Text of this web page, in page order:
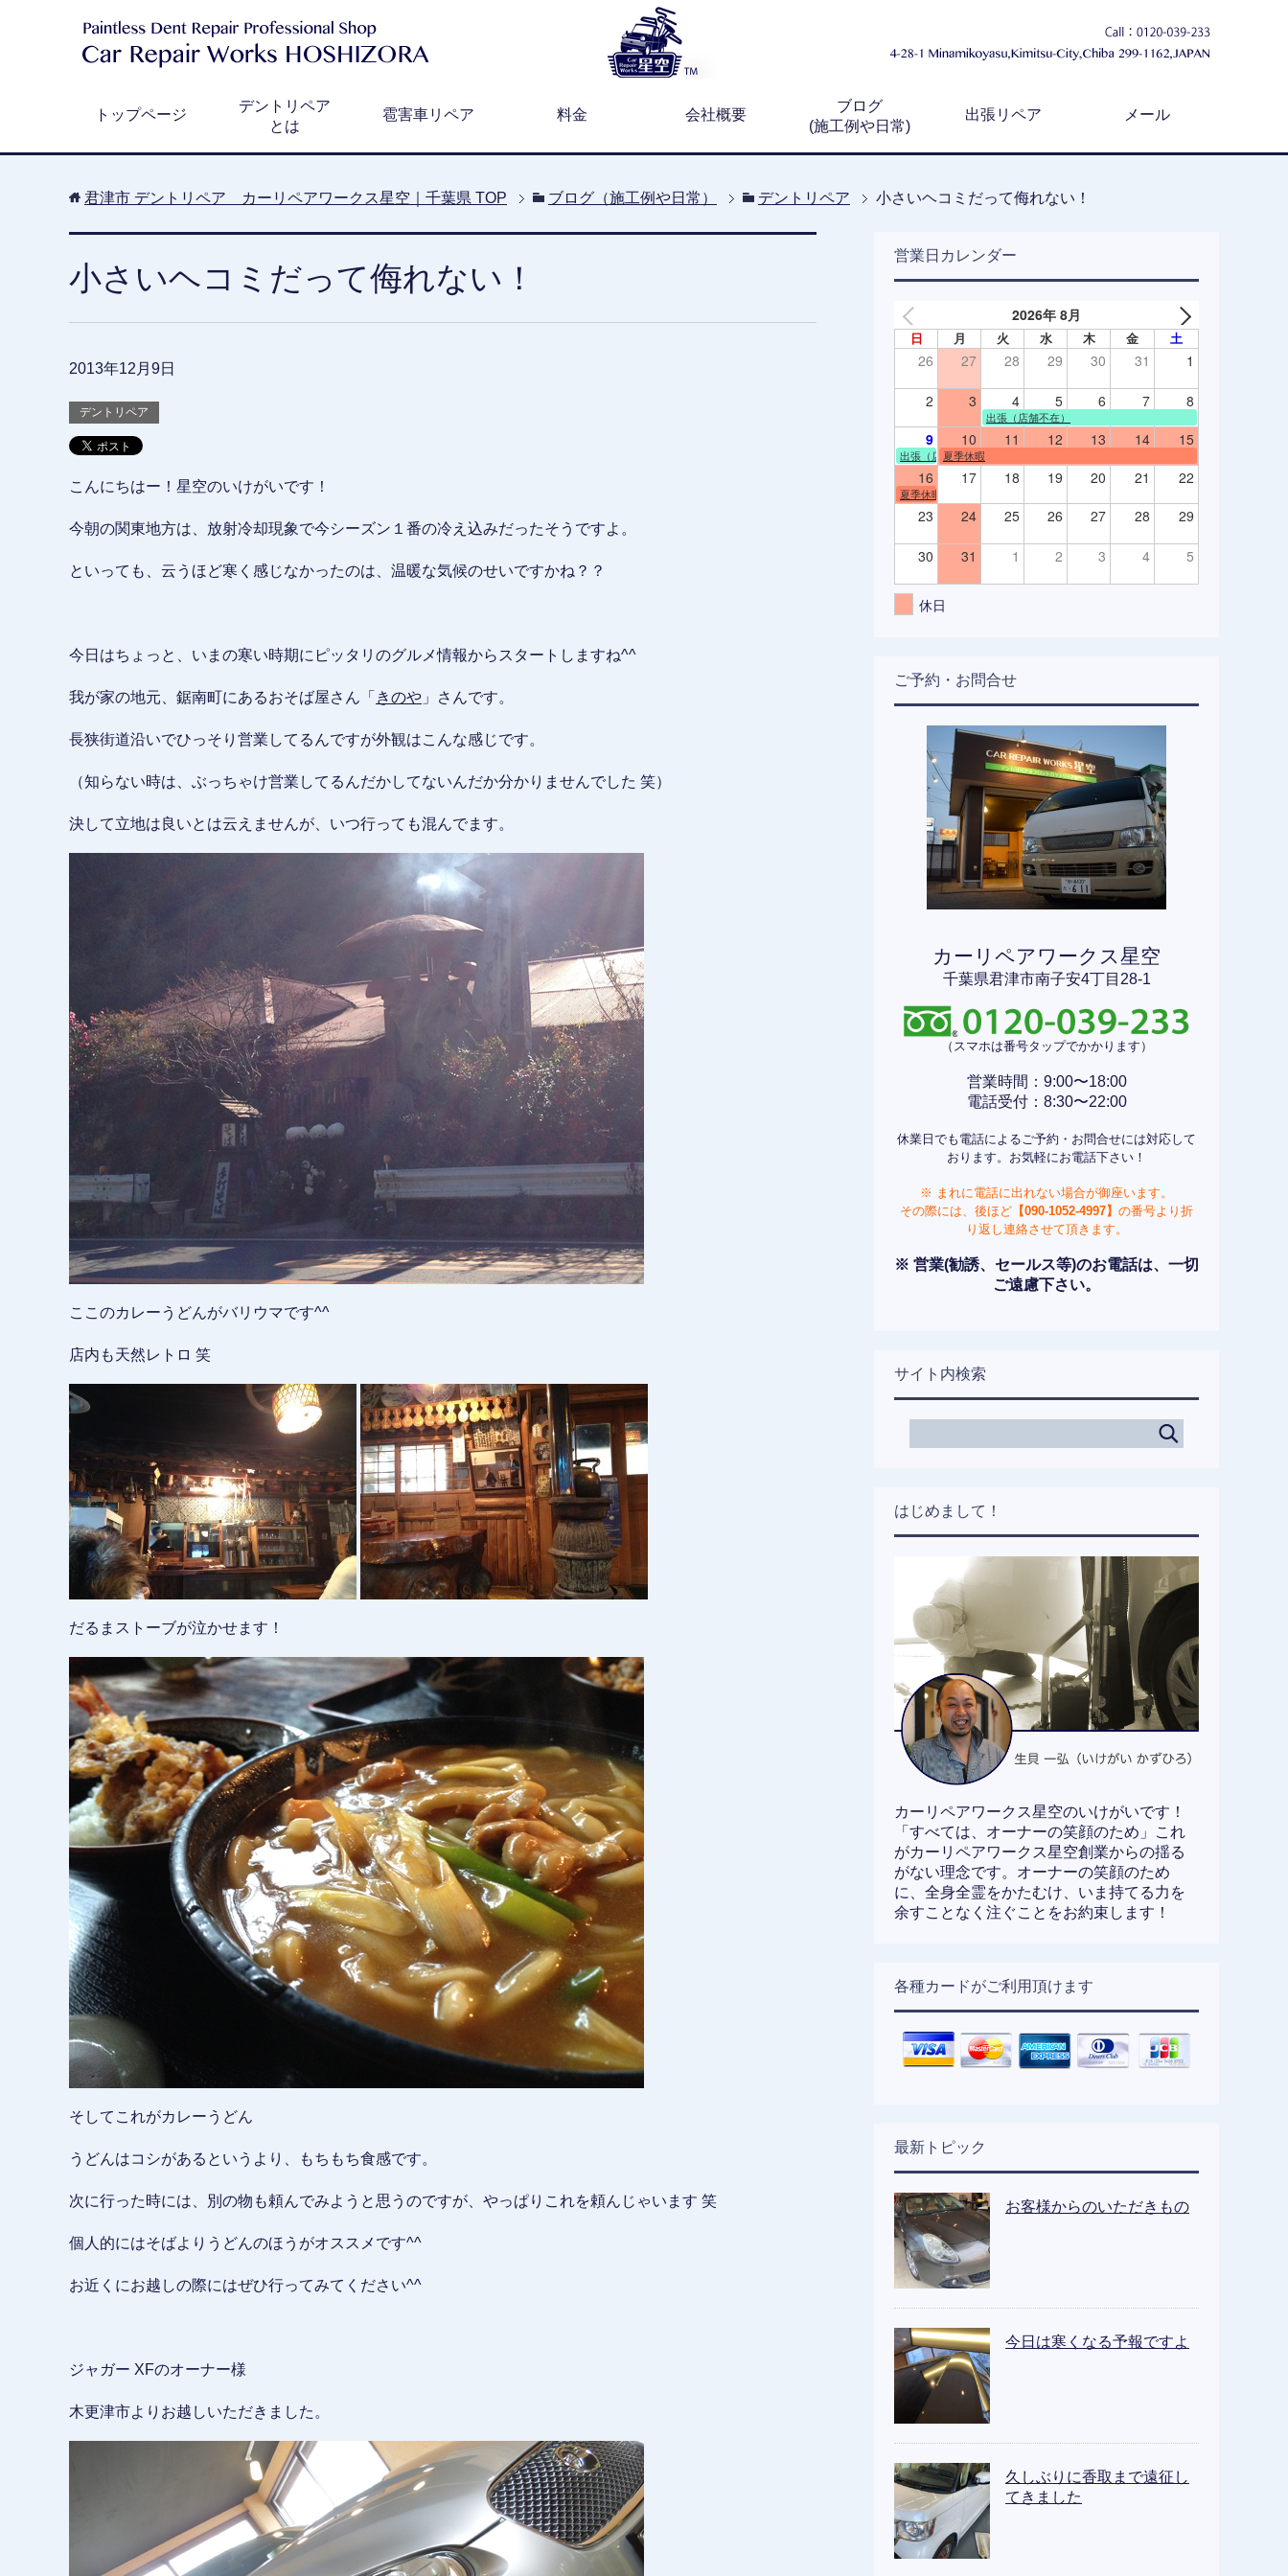
トップページ
デントリペア
とは
雹害車リペア 料金 会社概要
ブログ
(施工例や日常)
出張リペア メール
君津市 デントリペア カーリペアワークス星空｜千葉県 TOP ブログ（施工例や日常） デントリペア 小さいヘコミだって侮れない！
小さいヘコミだって侮れない！
2013年12月9日
デントリペア
こんにちはー！星空のいけがいです！
今朝の関東地方は、放射冷却現象で今シーズン１番の冷え込みだったそうですよ。
といっても、云うほど寒く感じなかったのは、温暖な気候のせいですかね？？
今日はちょっと、いまの寒い時期にピッタリのグルメ情報からスタートしますね^^
我が家の地元、鋸南町にあるおそば屋さん「 きのや 」さんです。
長狭街道沿いでひっそり営業してるんですが外観はこんな感じです。
（知らない時は、ぶっちゃけ営業してるんだかしてないんだか分かりませんでした 笑）
決して立地は良いとは云えませんが、いつ行っても混んでます。
ここのカレーうどんがバリウマです^^
店内も天然レトロ 笑
だるまストーブが泣かせます！
そしてこれがカレーうどん
うどんはコシがあるというより、もちもち食感です。
次に行った時には、別の物も頼んでみようと思うのですが、やっぱりこれを頼んじゃいます 笑
個人的にはそばよりうどんのほうがオススメです^^
お近くにお越しの際にはぜひ行ってみてください^^
ジャガー XFのオーナー様
木更津市よりお越しいただきました。
営業日カレンダー
2026年 8月
日 月 火 水 木 金 土
26 27 28 29 30 31 1
2 3 4 5 6 7 8
出張（店舗不在）
9 10 11 12 13 14 15
出張（店舗不在）
夏季休暇
16 17 18 19 20 21 22
夏季休暇
23 24 25 26 27 28 29
30 31 1 2 3 4 5
休日
ご予約・お問合せ
カーリペアワークス星空
千葉県君津市南子安4丁目28-1
（スマホは番号タップでかかります）
営業時間：9:00〜18:00
電話受付：8:30〜22:00
休業日でも電話によるご予約・お問合せには対応して
おります。お気軽にお電話下さい！
※ まれに電話に出れない場合が御座います。
その際には、後ほど 【090-1052-4997】 の番号より折
り返し連絡させて頂きます。
※ 営業(勧誘、セールス等)のお電話は、一切
ご遠慮下さい。
サイト内検索
はじめまして！
カーリペアワークス星空のいけがいです！
「すべては、オーナーの笑顔のため」これ
がカーリペアワークス星空創業からの揺る
がない理念です。オーナーの笑顔のため
に、全身全霊をかたむけ、いま持てる力を
余すことなく注ぐことをお約束します！
各種カードがご利用頂けます
最新トピック
お客様からのいただきもの
今日は寒くなる予報ですよ
久しぶりに香取まで遠征し
てきました